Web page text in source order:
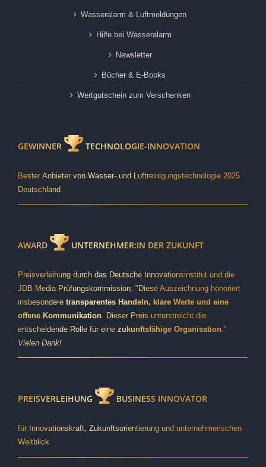
Wasseralarm & Luftmeldungen
Hilfe bei Wasseralarm
Newsletter
Bücher & E-Books
Wertgutschein zum Verschenken
GEWINNER TECHNOLOGIE-INNOVATION
Bester Anbieter von Wasser- und Luftreinigungstechnologie 2025
Deutschland
AWARD UNTERNEHMER:IN DER ZUKUNFT
Preisverleihung durch das Deutsche Innovationsinstitut und die
JDB Media Prüfungskommission: "Diese Auszeichnung honoriert
insbesondere transparentes Handeln, klare Werte und eine
offene Kommunikation. Dieser Preis unterstreicht die
entscheidende Rolle für eine zukunftsfähige Organisation."
Vielen Dank!
PREISVERLEIHUNG BUSINESS INNOVATOR
für Innovationskraft, Zukunftsorientierung und unternehmerischen
Weitblick